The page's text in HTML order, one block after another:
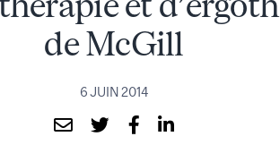
de McGill
6 JUIN 2014